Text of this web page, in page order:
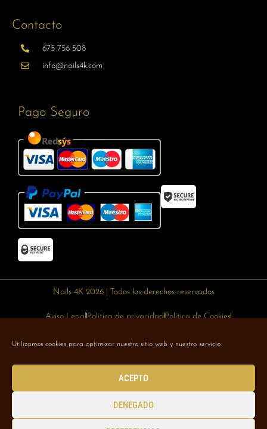
Utilizamos cookies para optimizar nuestro sitio web y nuestro servicio.
ACEPTO
DENEGADO
Contacto
675 756 508
info@nails4k.com
Pago Seguro
Nails 4K 2026 | Todos los derechos reservados
Aviso LegalPolítica de privacidadPolítica de Cookies